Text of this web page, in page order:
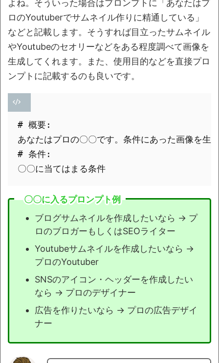
よね。そういった場合はプロンプトに「あなたはプ
ロのYoutuberでサムネイル作りに精通している」
などと記載します。そうすれば目立ったサムネイル
やYoutubeのセオリーなどをある程度調べて画像を
生成してくれます。また、使用目的などを直接プロ
ンプトに記載するのも良いです。
# 概要:
あなたはプロの〇〇です。条件にあった画像を生
# 条件:
〇〇に入るプロンプト例
ブログサムネイルを作成したいなら → プ
ロのブロガーもしくはSEOライター
Youtubeサムネイルを作成したいなら →
プロのYoutuber
SNSのアイコン・ヘッダーを作成したい
なら → プロのデザイナー
広告を作りたいなら → プロの広告デザイ
ナー